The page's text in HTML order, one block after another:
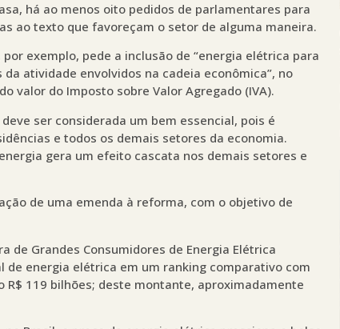
há ao menos oito pedidos de parlamentares para
ao texto que favoreçam o setor de alguma maneira.
exemplo, pede a inclusão de “energia elétrica para
atividade envolvidos na cadeia econômica”, no
valor do Imposto sobre Valor Agregado (IVA).
ser considerada um bem essencial, pois é
e todos os demais setores da economia.
gera um efeito cascata nos demais setores e
de uma emenda à reforma, com o objetivo de
de Grandes Consumidores de Energia Elétrica
de energia elétrica em um ranking comparativo com
R$ 119 bilhões; deste montante, aproximadamente